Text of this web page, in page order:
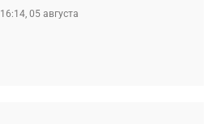
16:14, 05 августа